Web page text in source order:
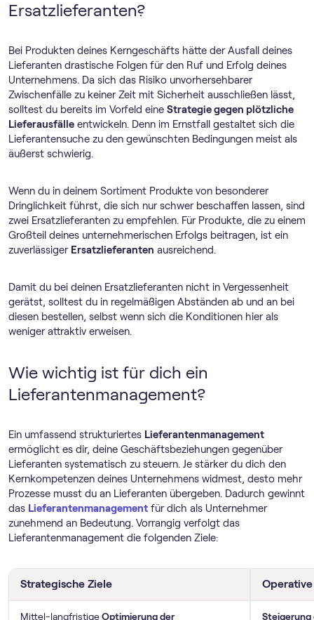
Ersatzlieferanten?
Bei Produkten deines Kerngeschäfts hätte der Ausfall deines
Lieferanten drastische Folgen für den Ruf und Erfolg deines
Unternehmens. Da sich das Risiko unvorhersehbarer
Zwischenfälle zu keiner Zeit mit Sicherheit ausschließen lässt,
solltest du bereits im Vorfeld eine Strategie gegen plötzliche
Lieferausfälle entwickeln. Denn im Ernstfall gestaltet sich die
Lieferantensuche zu den gewünschten Bedingungen meist als
äußerst schwierig.
Wenn du in deinem Sortiment Produkte von besonderer
Dringlichkeit führst, die sich nur schwer beschaffen lassen, sind
zwei Ersatzlieferanten zu empfehlen. Für Produkte, die zu einem
Großteil deines unternehmerischen Erfolgs beitragen, ist ein
zuverlässiger Ersatzlieferanten ausreichend.
Damit du bei deinen Ersatzlieferanten nicht in Vergessenheit
gerätst, solltest du in regelmäßigen Abständen ab und an bei
diesen bestellen, selbst wenn sich die Konditionen hier als
weniger attraktiv erweisen.
Wie wichtig ist für dich ein
Lieferantenmanagement?
Ein umfassend strukturiertes Lieferantenmanagement
ermöglicht es dir, deine Geschäftsbeziehungen gegenüber
Lieferanten systematisch zu steuern. Je stärker du dich den
Kernkompetenzen deines Unternehmens widmest, desto mehr
Prozesse musst du an Lieferanten übergeben. Dadurch gewinnt
das Lieferantenmanagement für dich als Unternehmer
zunehmend an Bedeutung. Vorrangig verfolgt das
Lieferantenmanagement die folgenden Ziele:
Strategische Ziele
Mittel-langfristigeOptimierung der